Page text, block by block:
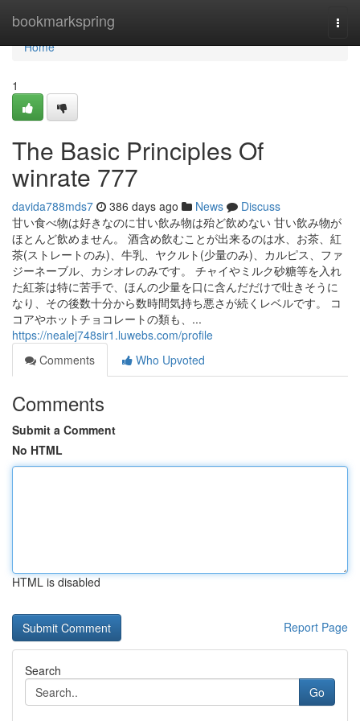
bookmarkspring
Home
Home
1
The Basic Principles Of
winrate 777
davida788mds7 386 days ago News
Discuss
甘い食べ物は好きなのに甘い飲み物は殆ど飲めない 甘い飲み物が
ほとんど飲めません。 酒含め飲むことが出来るのは水、お茶、紅
茶(ストレートのみ)、牛乳、ヤクルト(少量のみ)、カルピス、ファ
ジーネーブル、カシオレのみです。 チャイやミルク砂糖等を入れ
た紅茶は特に苦手で、ほんの少量を口に含んだだけで吐きそうに
なり、その後数十分から数時間気持ち悪さが続くレベルです。 コ
コアやホットチョコレートの類も、...
https://nealej748sir1.luwebs.com/profile
Comments
Who Upvoted
Comments
Submit a Comment
No HTML
HTML is disabled
Report Page
Search
Go